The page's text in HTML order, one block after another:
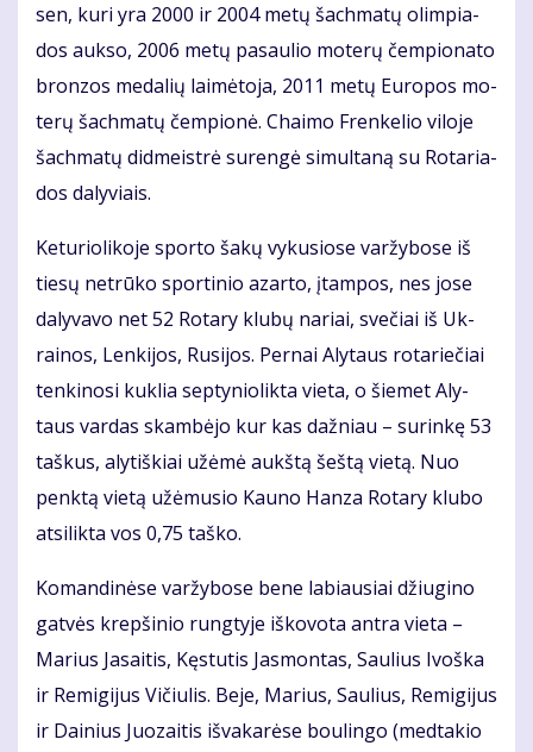
sen, ku­ri yra 2000 ir 2004 me­tų šach­ma­tų olim­pia­
dos auk­so, 2006 me­tų pa­sau­lio mo­te­rų čem­pio­na­to
bron­zos me­da­lių lai­mė­to­ja, 2011 me­tų Eu­ro­pos mo­
te­rų šach­ma­tų čem­pio­nė. Chai­mo Fren­ke­lio vi­lo­je
šach­ma­tų did­meist­rė su­ren­gė si­mul­ta­ną su Ro­ta­ria­
dos da­ly­viais.
Ke­tu­rio­li­ko­je spor­to ša­kų vy­ku­sio­se var­žy­bo­se iš
tie­sų ne­trū­ko spor­ti­nio azar­to, įtam­pos, nes jo­se
da­ly­va­vo net 52 Ro­ta­ry klu­bų na­riai, sve­čiai iš Uk­
rai­nos, Len­ki­jos, Ru­si­jos. Per­nai Aly­taus ro­ta­rie­čiai
ten­ki­no­si kuk­lia sep­ty­nio­lik­ta vie­ta, o šie­met Aly­
taus var­das skam­bė­jo kur kas daž­niau – su­rin­kę 53
taš­kus, aly­tiš­kiai už­ėmė aukš­tą šeš­tą vie­tą. Nuo
penk­tą vie­tą už­ėmu­sio Kau­no Han­za Ro­ta­ry klu­bo
at­si­lik­ta vos 0,75 taš­ko.
Ko­man­di­nė­se var­žy­bo­se be­ne la­biau­siai džiu­gi­no
gat­vės krep­ši­nio rung­ty­je iš­ko­vo­ta an­tra vie­ta –
Ma­rius Ja­sai­tis, Kęs­tu­tis Jas­mon­tas, Sau­lius Ivoš­ka
ir Re­mi­gi­jus Vi­čiu­lis. Be­je, Ma­rius, Sau­lius, Re­mi­gi­jus
ir Dai­nius Juo­zai­tis iš­va­ka­rė­se bou­lin­go (med­ta­kio